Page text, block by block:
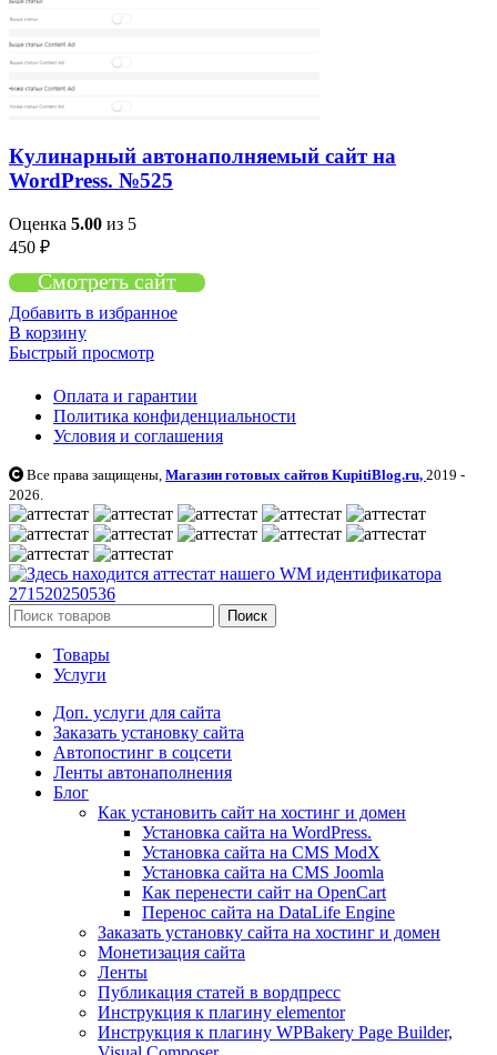
Кулинарный автонаполняемый сайт на
WordPress. №525
Оценка 5.00 из 5
450 ₽
Смотреть сайт
Добавить в избранное
В корзину
Быстрый просмотр
Оплата и гарантии
Политика конфиденциальности
Условия и соглашения
Все права защищены, Магазин готовых сайтов KupitiBlog.ru, 2019 -
2026.
Поиск
Товары
Услуги
Доп. услуги для сайта
Заказать установку сайта
Автопостинг в соцсети
Ленты автонаполнения
Блог
Как установить сайт на хостинг и домен
Установка сайта на WordPress.
Установка сайта на CMS ModX
Установка сайта на CMS Joomla
Как перенести сайт на OpenCart
Перенос сайта на DataLife Engine
Заказать установку сайта на хостинг и домен
Монетизация сайта
Ленты
Публикация статей в вордпресс
Инструкция к плагину elementor
Инструкция к плагину WPBakery Page Builder,